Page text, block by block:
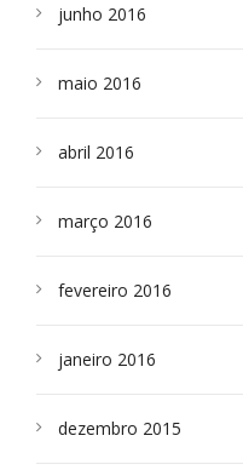
junho 2016
maio 2016
abril 2016
março 2016
fevereiro 2016
janeiro 2016
dezembro 2015